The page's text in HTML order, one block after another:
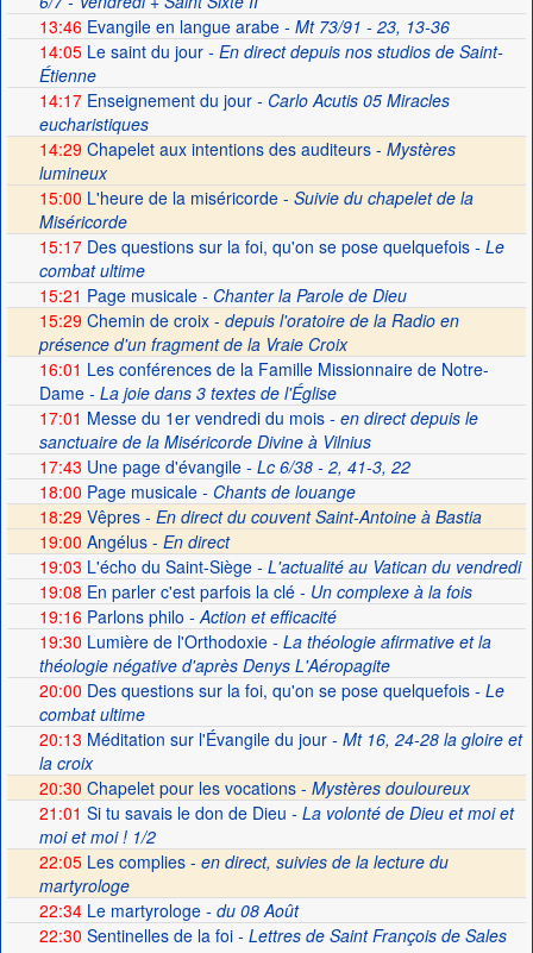
13:46Evangile en langue arabe- Mt 73/91 - 23, 13-36
14:05Le saint du jour- En direct depuis nos studios de Saint-
Étienne
14:17Enseignement du jour- Carlo Acutis 05 Miracles
eucharistiques
14:29 Chapelet aux intentions des auditeurs - Mystères
lumineux
15:00 L'heure de la miséricorde - Suivie du chapelet de la
Miséricorde
15:17Des questions sur la foi, qu'on se pose quelquefois- Le
combat ultime
15:21 Page musicale- Chanter la Parole de Dieu
15:29 Chemin de croix - depuis l'oratoire de la Radio en
présence d'un fragment de la Vraie Croix
16:01 Les conférences de la Famille Missionnaire de Notre-
Dame- La joie dans 3 textes de l'Église
17:01 Messe du 1er vendredi du mois- en direct depuis le
sanctuaire de la Miséricorde Divine à Vilnius
17:43 Une page d'évangile- Lc 6/38 - 2, 41-3, 22
18:00 Page musicale- Chants de louange
18:29 Vêpres - En direct du couvent Saint-Antoine à Bastia
19:00 Angélus - En direct
19:03 L'écho du Saint-Siège- L'actualité au Vatican du vendredi
19:08 En parler c'est parfois la clé- Un complexe à la fois
19:16Parlons philo - Action et efficacité
19:30 Lumière de l'Orthodoxie- La théologie afirmative et la
théologie négative d'après Denys L'Aéropagite
20:00 Des questions sur la foi, qu'on se pose quelquefois- Le
combat ultime
20:13 Méditation sur l'Évangile du jour- Mt 16, 24-28 la gloire et
la croix
20:30 Chapelet pour les vocations - Mystères douloureux
21:01 Si tu savais le don de Dieu - La volonté de Dieu et moi et
moi et moi ! 1/2
22:05Les complies - en direct, suivies de la lecture du
martyrologe
22:34Le martyrologe- du 08 Août
22:30 Sentinelles de la foi- Lettres de Saint François de Sales